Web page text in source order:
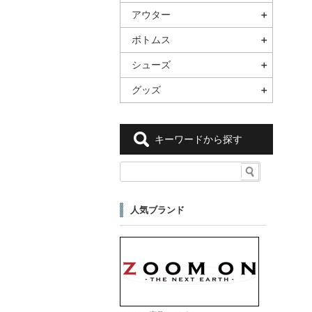
アウター
ボトムス
シューズ
グッズ
キーワードから探す
人気ブランド